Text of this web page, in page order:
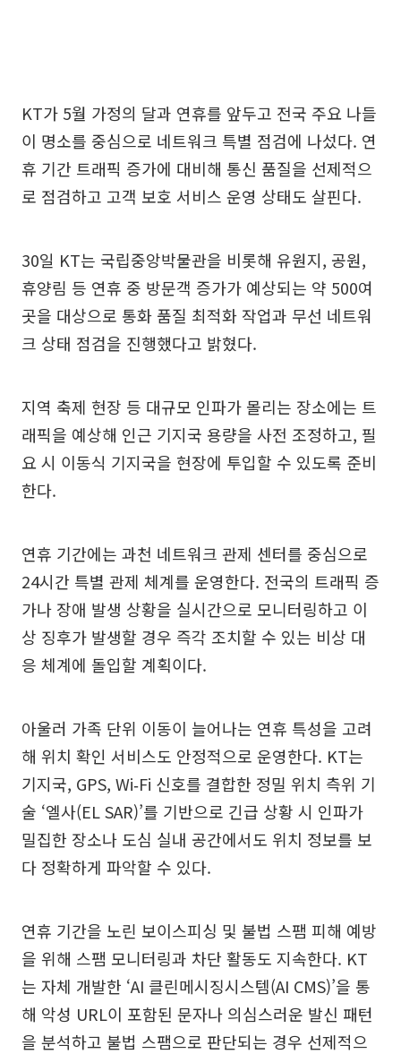
KT가 5월 가정의 달과 연휴를 앞두고 전국 주요 나들
이 명소를 중심으로 네트워크 특별 점검에 나섰다. 연
휴 기간 트래픽 증가에 대비해 통신 품질을 선제적으
로 점검하고 고객 보호 서비스 운영 상태도 살핀다.
30일 KT는 국립중앙박물관을 비롯해 유원지, 공원,
휴양림 등 연휴 중 방문객 증가가 예상되는 약 500여
곳을 대상으로 통화 품질 최적화 작업과 무선 네트워
크 상태 점검을 진행했다고 밝혔다.
지역 축제 현장 등 대규모 인파가 몰리는 장소에는 트
래픽을 예상해 인근 기지국 용량을 사전 조정하고, 필
요 시 이동식 기지국을 현장에 투입할 수 있도록 준비
한다.
연휴 기간에는 과천 네트워크 관제 센터를 중심으로
24시간 특별 관제 체계를 운영한다. 전국의 트래픽 증
가나 장애 발생 상황을 실시간으로 모니터링하고 이
상 징후가 발생할 경우 즉각 조치할 수 있는 비상 대
응 체계에 돌입할 계획이다.
아울러 가족 단위 이동이 늘어나는 연휴 특성을 고려
해 위치 확인 서비스도 안정적으로 운영한다. KT는
기지국, GPS, Wi‑Fi 신호를 결합한 정밀 위치 측위 기
술 ‘엘사(EL SAR)’를 기반으로 긴급 상황 시 인파가
밀집한 장소나 도심 실내 공간에서도 위치 정보를 보
다 정확하게 파악할 수 있다.
연휴 기간을 노린 보이스피싱 및 불법 스팸 피해 예방
을 위해 스팸 모니터링과 차단 활동도 지속한다. KT
는 자체 개발한 ‘AI 클린메시징시스템(AI CMS)’을 통
해 악성 URL이 포함된 문자나 의심스러운 발신 패턴
을 분석하고 불법 스팸으로 판단되는 경우 선제적으